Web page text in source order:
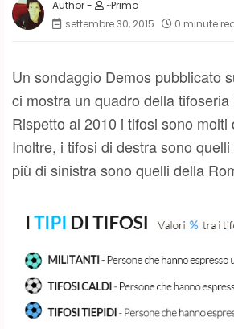
~Primo
settembre 30, 2015
0 minute
Un sondaggio Demos pubblicato
ci mostra un quadro della tifoseria
Rispetto al 2010 i tifosi sono molti
Inoltre, i tifosi di destra sono
più di sinistra sono quelli della